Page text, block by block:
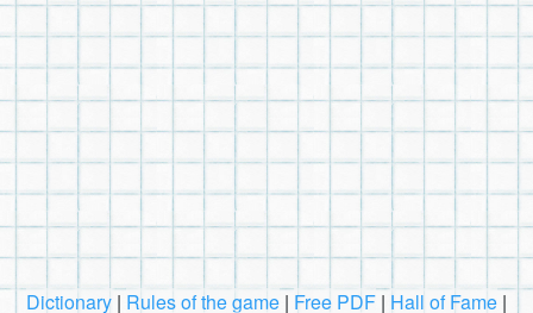
Dictionary | Rules of the game | Free PDF | Hall of Fame |